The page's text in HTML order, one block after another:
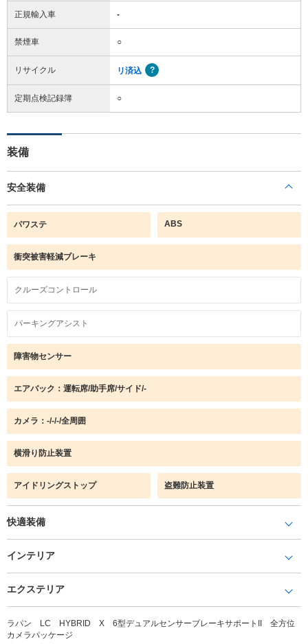
正規輸入車 -
禁煙車 ○
リサイクル リ済込
定期点検記録簿 ○
装備
安全装備
パワステ ABS
衝突被害軽減ブレーキ
クルーズコントロール
パーキングアシスト
障害物センサー
エアバック：運転席/助手席/サイド/-
カメラ：-/-/-/全周囲
横滑り防止装置
アイドリングストップ 盗難防止装置
快適装備
インテリア
エクステリア
ラパン LC HYBRID X 6型デュアルセンサーブレーキサポートII 全方位
カメラパッケージ